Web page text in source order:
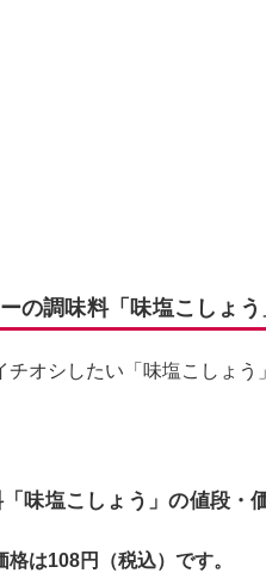
の調味料「味塩こしょ
チオシしたい「味塩こしょう
味塩こしょう」の値段・
格は108円（税込）です。